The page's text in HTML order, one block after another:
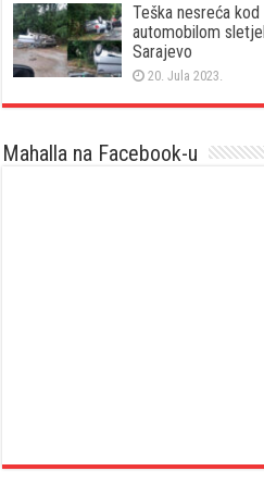
Teška nesreća
automobilom
Sarajevo
20. Jula 2023.
Mahalla na Facebook-u